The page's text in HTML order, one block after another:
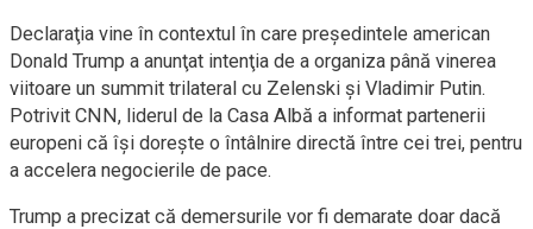
Declaraţia vine în contextul în care preşedintele american
Donald Trump a anunţat intenţia de a organiza până vinerea
viitoare un summit trilateral cu Zelenski şi Vladimir Putin.
Potrivit CNN, liderul de la Casa Albă a informat partenerii
europeni că îşi doreşte o întâlnire directă între cei trei, pentru
a accelera negocierile de pace.
Trump a precizat că demersurile vor fi demarate doar dacă